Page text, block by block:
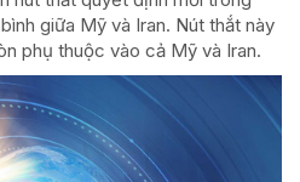
giữa Mỹ và Iran. Nút thắt này
phụ thuộc vào cả Mỹ và Iran.